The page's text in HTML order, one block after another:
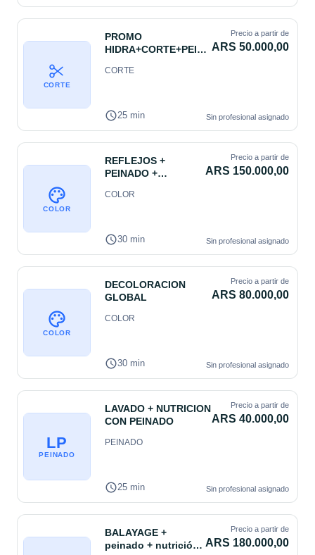
CORTE
PROMO
HIDRA+CORTE+PEINA
Precio a partir de
ARS 50.000,00
CORTE
25 min Sin profesional asignado
COLOR
REFLEJOS +
PEINADO +
LARGO
Precio a partir de
ARS 150.000,00
COLOR
30 min Sin profesional asignado
COLOR
DECOLORACION
GLOBAL
Precio a partir de
ARS 80.000,00
COLOR
30 min Sin profesional asignado
LP
PEINADO
LAVADO + NUTRICION
CON PEINADO
Precio a partir de
ARS 40.000,00
PEINADO
25 min Sin profesional asignado
BALAYAGE +
peinado + nutrición
Precio a partir de
ARS 180.000,00